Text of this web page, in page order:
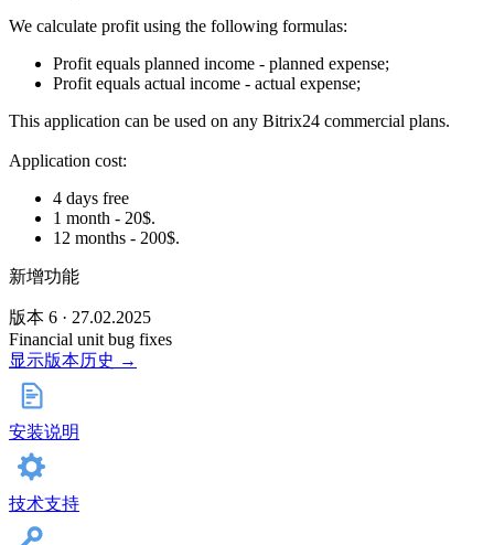
We calculate profit using the following formulas:
Profit equals planned income - planned expense;
Profit equals actual income - actual expense;
This application can be used on any Bitrix24 commercial plans.
Application cost:
4 days free
1 month - 20$.
12 months - 200$.
新增功能
版本 6 · 27.02.2025
Financial unit bug fixes
显示版本历史 →
安装说明
技术支持